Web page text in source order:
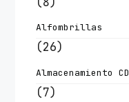
Alfombrillas
(26)
Almacenamiento CD
(7)